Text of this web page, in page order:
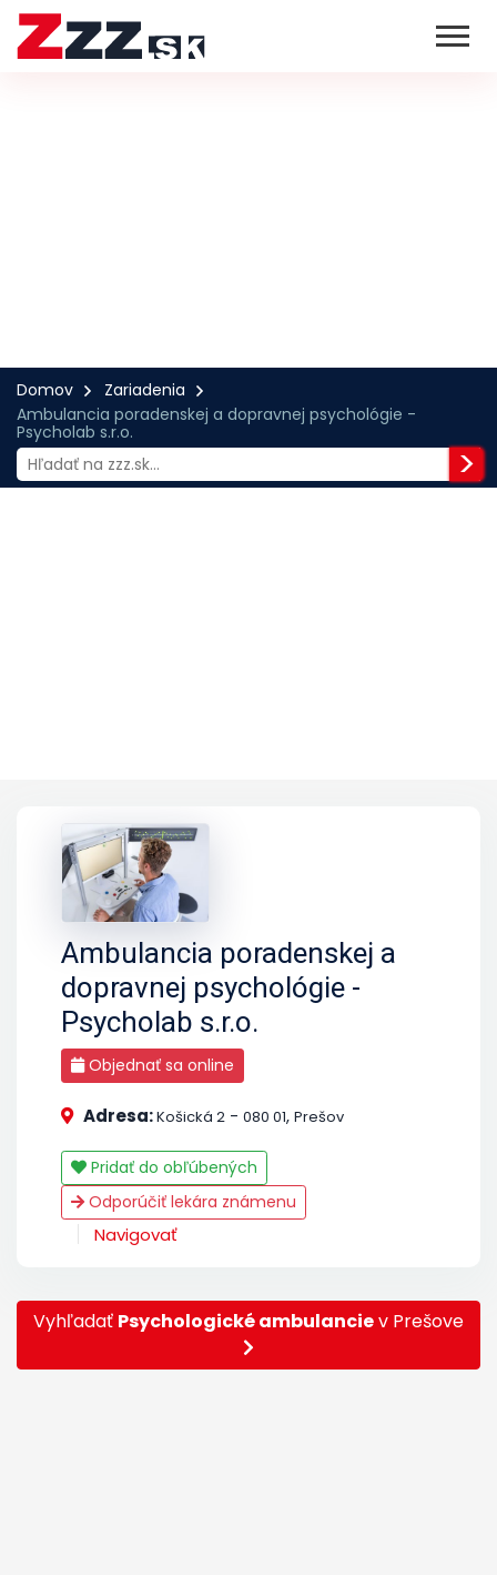
Domov
Zariadenia
Ambulancia poradenskej a dopravnej psychológie -
Psycholab s.r.o.
Ambulancia poradenskej a
dopravnej psychológie -
Psycholab s.r.o.
Objednať sa online
Adresa:Košická 2 - 080 01, Prešov
Pridať do obľúbených
Odporúčiť lekára známenu
Navigovať
Vyhľadať Psychologické ambulancie